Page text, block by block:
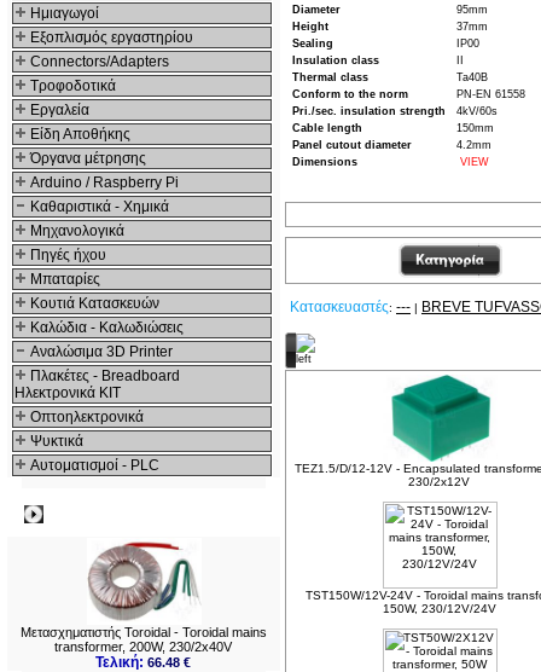
Hμιαγωγοί
Εξοπλισμός εργαστηρίου
Connectors/Adapters
Τροφοδοτικά
Εργαλεία
Είδη Αποθήκης
Όργανα μέτρησης
Arduino / Raspberry Pi
Καθαριστικά - Χημικά
Μηχανολογικά
Πηγές ήχου
Μπαταρίες
Κουτιά Κατασκευών
Καλώδια - Καλωδιώσεις
Αναλώσιμα 3D Printer
Πλακέτες - Breadboard
Ηλεκτρονικά ΚΙΤ
Οπτοηλεκτρονικά
Ψυκτικά
Αυτοματισμοί - PLC
Μετασχηματιστής Toroidal - Toroidal mains
transformer, 200W, 230/2x40V
Τελική:66.48 €
Diameter
95mm
Height
37mm
Sealing
IP00
Insulation class
Thermal class
Ta40B
Conform to the norm
PN-EN 61558
Pri./sec. insulation strength
4kV/60s
Cable length
150mm
Panel cutout diameter
4.2mm
Dimensions
VIEW
Κατασκευαστές: --- | BREVE
TEZ1.5/D/12-12V - Encapsulated
230/2x12V
TST150W/12V-24V - Toroidal mains
150W, 230/12V/24V